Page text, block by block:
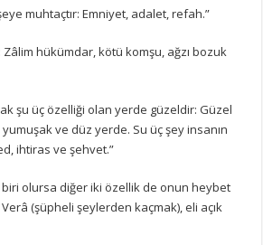
muhtaçtır: Emniyet, adalet, refah.”
Zâlim hükümdar, kötü komşu, ağzı bozuk
şu üç özelliği olan yerde güzeldir: Güzel
yumuşak ve düz yerde. Su üç şey insanın
ihtiras ve şehvet.”
olursa diğer iki özellik de onun heybet
(şüpheli şeylerden kaçmak), eli açık